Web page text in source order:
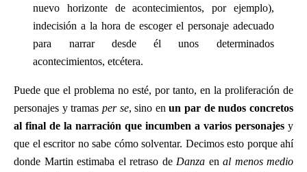
nuevo horizonte de acontecimientos, por ejemplo),
indecisión a la hora de escoger el personaje adecuado
para narrar desde él unos determinados
acontecimientos, etcétera.
Puede que el problema no esté, por tanto, en la proliferación de
personajes y tramas per se, sino enun par de nudos concretos
al final de la narración que incumben a varios personajes y
que el escritor no sabe cómo solventar. Decimos esto porque ahí
donde Martin estimaba el retraso de Danza en al menos medio